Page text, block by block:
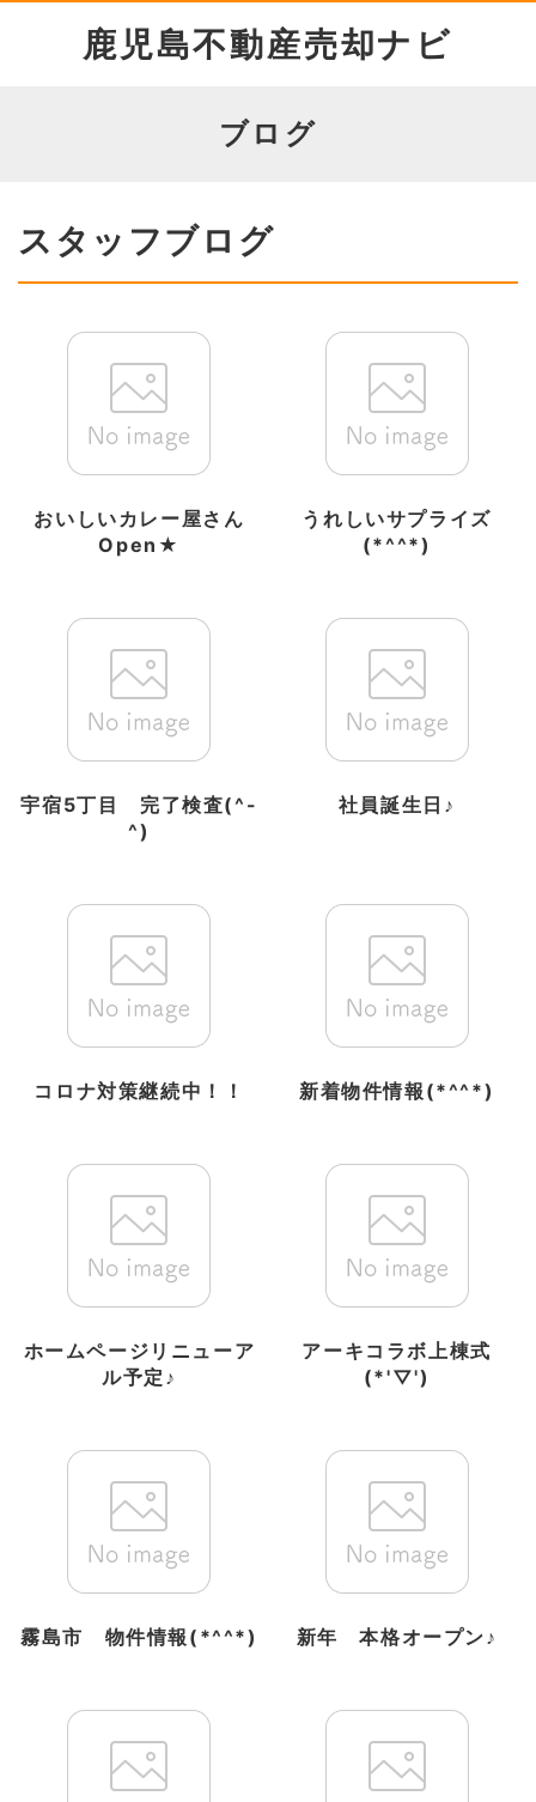
鹿児島不動産売却ナビ
ブログ
スタッフブログ
おいしいカレー屋さん
Open★
うれしいサプライズ
(*^^*)
宇宿5丁目 完了検査(^-
^)
社員誕生日♪
コロナ対策継続中！！ 新着物件情報(*^^*)
ホームページリニューア
ル予定♪
アーキコラボ上棟式
(*'▽')
霧島市 物件情報(*^^*) 新年 本格オープン♪